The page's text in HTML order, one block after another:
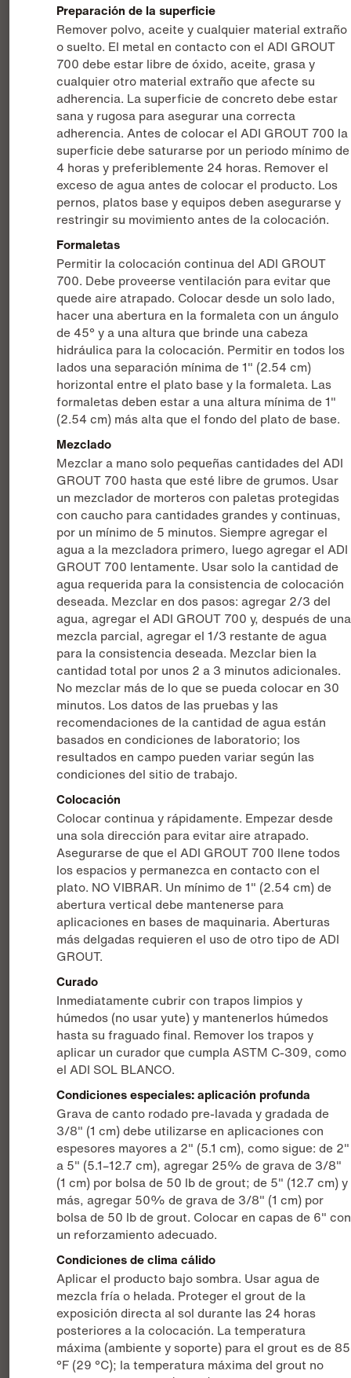
Preparación de la superficie
Remover polvo, aceite y cualquier material extraño
o suelto. El metal en contacto con el ADI GROUT
700 debe estar libre de óxido, aceite, grasa y
cualquier otro material extraño que afecte su
adherencia. La superficie de concreto debe estar
sana y rugosa para asegurar una correcta
adherencia. Antes de colocar el ADI GROUT 700 la
superficie debe saturarse por un periodo mínimo de
4 horas y preferiblemente 24 horas. Remover el
exceso de agua antes de colocar el producto. Los
pernos, platos base y equipos deben asegurarse y
restringir su movimiento antes de la colocación.
Formaletas
Permitir la colocación continua del ADI GROUT
700. Debe proveerse ventilación para evitar que
quede aire atrapado. Colocar desde un solo lado,
hacer una abertura en la formaleta con un ángulo
de 45° y a una altura que brinde una cabeza
hidráulica para la colocación. Permitir en todos los
lados una separación mínima de 1" (2.54 cm)
horizontal entre el plato base y la formaleta. Las
formaletas deben estar a una altura mínima de 1"
(2.54 cm) más alta que el fondo del plato de base.
Mezclado
Mezclar a mano solo pequeñas cantidades del ADI
GROUT 700 hasta que esté libre de grumos. Usar
un mezclador de morteros con paletas protegidas
con caucho para cantidades grandes y continuas,
por un mínimo de 5 minutos. Siempre agregar el
agua a la mezcladora primero, luego agregar el ADI
GROUT 700 lentamente. Usar solo la cantidad de
agua requerida para la consistencia de colocación
deseada. Mezclar en dos pasos: agregar 2/3 del
agua, agregar el ADI GROUT 700 y, después de una
mezcla parcial, agregar el 1/3 restante de agua
para la consistencia deseada. Mezclar bien la
cantidad total por unos 2 a 3 minutos adicionales.
No mezclar más de lo que se pueda colocar en 30
minutos. Los datos de las pruebas y las
recomendaciones de la cantidad de agua están
basados en condiciones de laboratorio; los
resultados en campo pueden variar según las
condiciones del sitio de trabajo.
Colocación
Colocar continua y rápidamente. Empezar desde
una sola dirección para evitar aire atrapado.
Asegurarse de que el ADI GROUT 700 llene todos
los espacios y permanezca en contacto con el
plato. NO VIBRAR. Un mínimo de 1" (2.54 cm) de
abertura vertical debe mantenerse para
aplicaciones en bases de maquinaria. Aberturas
más delgadas requieren el uso de otro tipo de ADI
GROUT.
Curado
Inmediatamente cubrir con trapos limpios y
húmedos (no usar yute) y mantenerlos húmedos
hasta su fraguado final. Remover los trapos y
aplicar un curador que cumpla ASTM C-309, como
el ADI SOL BLANCO.
Condiciones especiales: aplicación profunda
Grava de canto rodado pre-lavada y gradada de
3/8" (1 cm) debe utilizarse en aplicaciones con
espesores mayores a 2" (5.1 cm), como sigue: de 2"
a 5" (5.1–12.7 cm), agregar 25% de grava de 3/8"
(1 cm) por bolsa de 50 lb de grout; de 5" (12.7 cm) y
más, agregar 50% de grava de 3/8" (1 cm) por
bolsa de 50 lb de grout. Colocar en capas de 6" con
un reforzamiento adecuado.
Condiciones de clima cálido
Aplicar el producto bajo sombra. Usar agua de
mezcla fría o helada. Proteger el grout de la
exposición directa al sol durante las 24 horas
posteriores a la colocación. La temperatura
máxima (ambiente y soporte) para el grout es de 85
°F (29 °C); la temperatura máxima del grout no